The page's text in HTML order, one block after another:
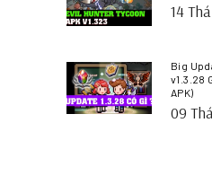
14
Big
v1.3.28
APK)
09